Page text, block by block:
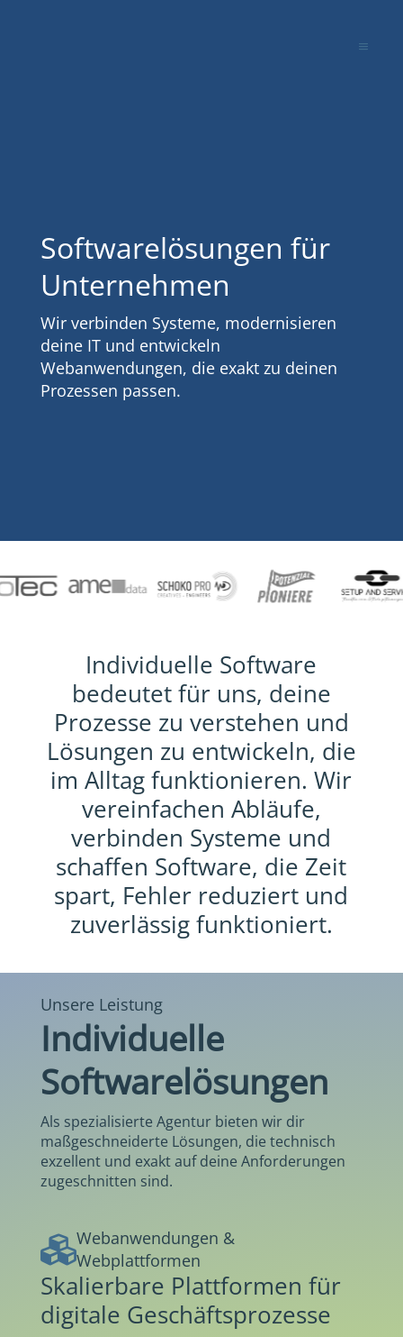
Softwarelösungen für
Unternehmen
Wir verbinden Systeme, modernisieren
deine IT und entwickeln
Webanwendungen, die exakt zu deinen
Prozessen passen.
Individuelle Software
bedeutet für uns, deine
Prozesse zu verstehen und
Lösungen zu entwickeln, die
im Alltag funktionieren. Wir
vereinfachen Abläufe,
verbinden Systeme und
schaffen Software, die Zeit
spart, Fehler reduziert und
zuverlässig funktioniert.
Unsere Leistung
Individuelle
Softwarelösungen
Als spezialisierte Agentur bieten wir dir
maßgeschneiderte Lösungen, die technisch
exzellent und exakt auf deine Anforderungen
zugeschnitten sind.
Webanwendungen &
Webplattformen
Skalierbare Plattformen für
digitale Geschäftsprozesse